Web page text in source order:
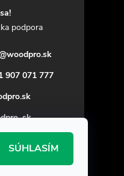
SÚHLASÍM
woodpro.sk
907 071 777